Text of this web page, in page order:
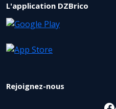
L'application DZBrico
Rejoignez-nous